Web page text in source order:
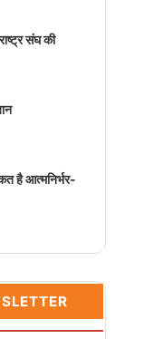
संघ की
है आत्मनिर्भर-